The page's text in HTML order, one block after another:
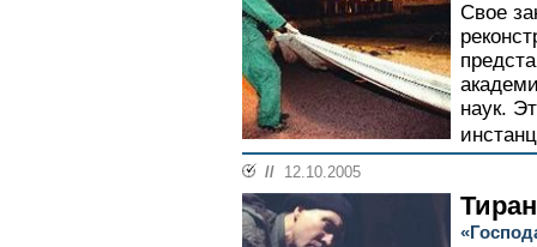
Свое
наук.
// 12.10.2005